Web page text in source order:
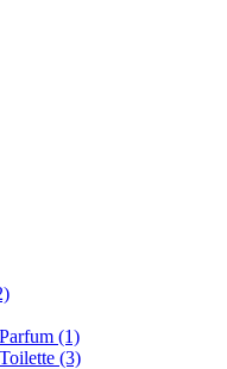
(1)
(3)